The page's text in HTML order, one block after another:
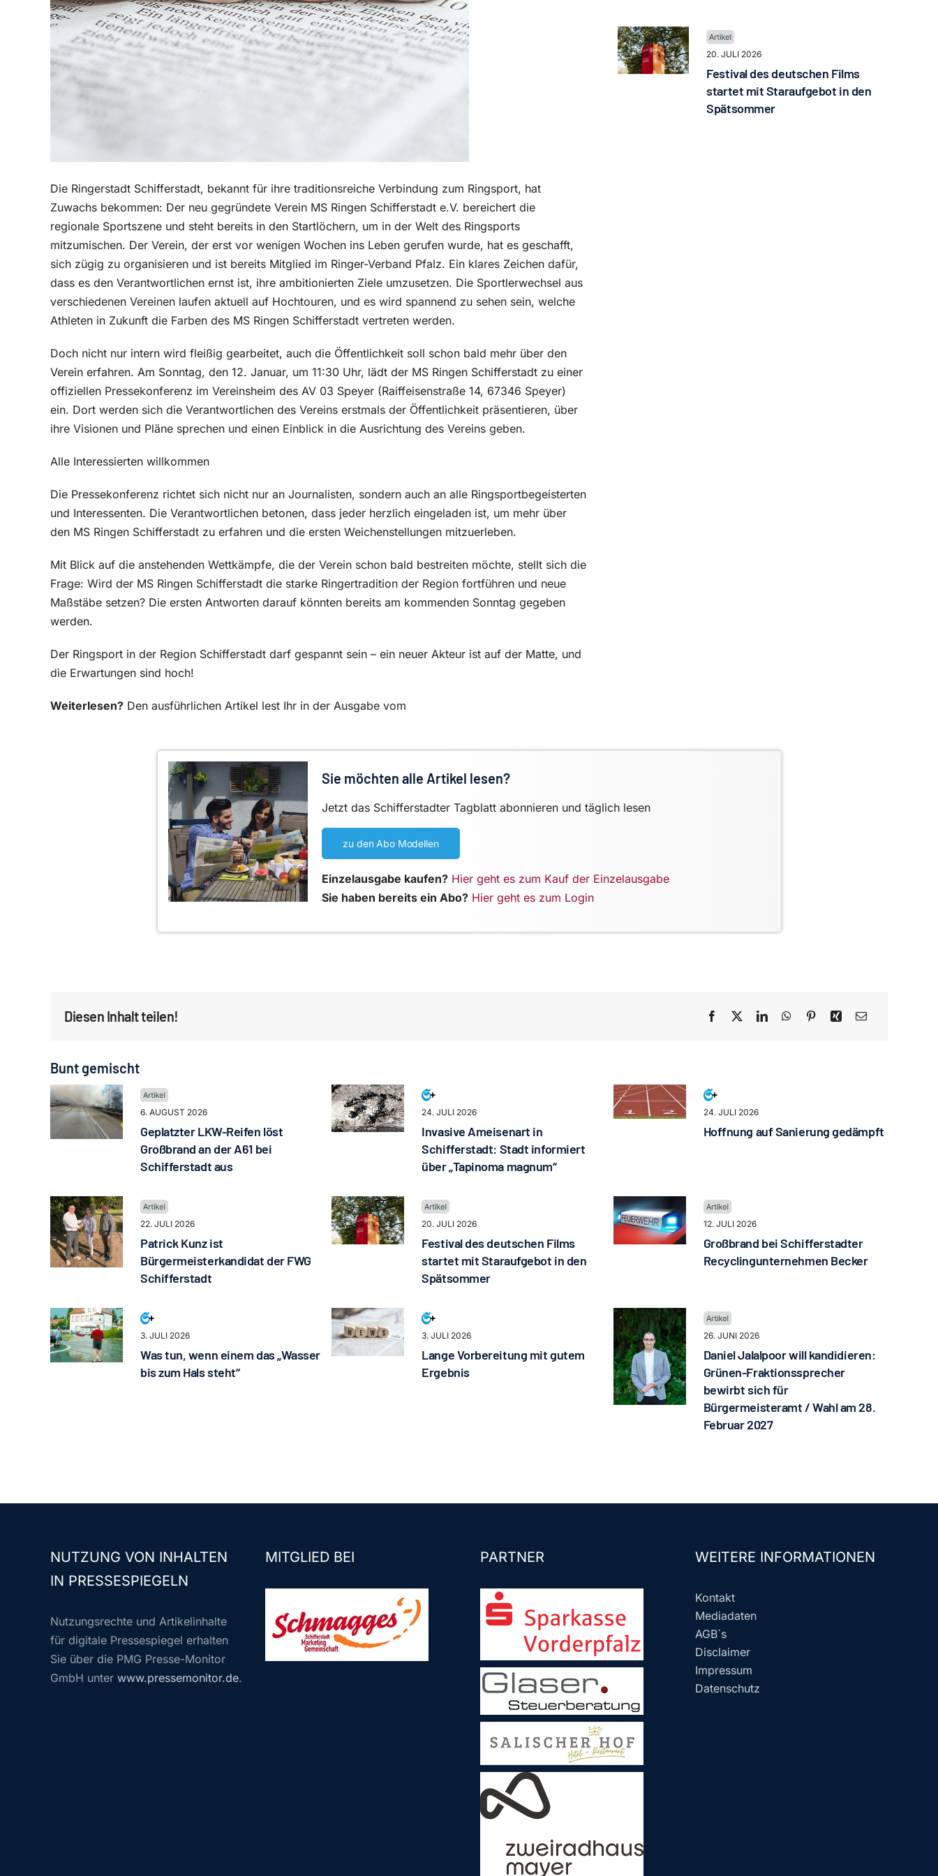
Die Ringerstadt Schifferstadt, bekannt für ihre traditionsreiche Verbindung zum Ringsport, hat
Zuwachs bekommen: Der neu gegründete Verein MS Ringen Schifferstadt e.V. bereichert die
regionale Sportszene und steht bereits in den Startlöchern, um in der Welt des Ringsports
mitzumischen. Der Verein, der erst vor wenigen Wochen ins Leben gerufen wurde, hat es geschafft,
sich zügig zu organisieren und ist bereits Mitglied im Ringer-Verband Pfalz. Ein klares Zeichen dafür,
dass es den Verantwortlichen ernst ist, ihre ambitionierten Ziele umzusetzen. Die Sportlerwechsel aus
verschiedenen Vereinen laufen aktuell auf Hochtouren, und es wird spannend zu sehen sein, welche
Athleten in Zukunft die Farben des MS Ringen Schifferstadt vertreten werden.
Doch nicht nur intern wird fleißig gearbeitet, auch die Öffentlichkeit soll schon bald mehr über den
Verein erfahren. Am Sonntag, den 12. Januar, um 11:30 Uhr, lädt der MS Ringen Schifferstadt zu einer
offiziellen Pressekonferenz im Vereinsheim des AV 03 Speyer (Raiffeisenstraße 14, 67346 Speyer)
ein. Dort werden sich die Verantwortlichen des Vereins erstmals der Öffentlichkeit präsentieren, über
ihre Visionen und Pläne sprechen und einen Einblick in die Ausrichtung des Vereins geben.
Alle Interessierten willkommen
Die Pressekonferenz richtet sich nicht nur an Journalisten, sondern auch an alle Ringsportbegeisterten
und Interessenten. Die Verantwortlichen betonen, dass jeder herzlich eingeladen ist, um mehr über
den MS Ringen Schifferstadt zu erfahren und die ersten Weichenstellungen mitzuerleben.
Mit Blick auf die anstehenden Wettkämpfe, die der Verein schon bald bestreiten möchte, stellt sich die
Frage: Wird der MS Ringen Schifferstadt die starke Ringertradition der Region fortführen und neue
Maßstäbe setzen? Die ersten Antworten darauf könnten bereits am kommenden Sonntag gegeben
werden.
Der Ringsport in der Region Schifferstadt darf gespannt sein – ein neuer Akteur ist auf der Matte, und
die Erwartungen sind hoch!
Weiterlesen? Den ausführlichen Artikel lest Ihr in der Ausgabe vom
20. JULI 2026
Festival des deutschen Films
startet mit Staraufgebot in den
Spätsommer
Sie möchten alle Artikel lesen?
Jetzt das Schifferstadter Tagblatt abonnieren und täglich lesen
zu den Abo Modellen
Einzelausgabe kaufen? Hier geht es zum Kauf der Einzelausgabe
Sie haben bereits ein Abo? Hier geht es zum Login
Diesen Inhalt teilen!
Bunt gemischt
6. AUGUST 2026
Geplatzter LKW-Reifen löst
Großbrand an der A61 bei
Schifferstadt aus
24. JULI 2026
Invasive Ameisenart in
Schifferstadt: Stadt informiert
über „Tapinoma magnum“
24. JULI 2026
Hoffnung auf Sanierung gedämpft
22. JULI 2026
Patrick Kunz ist
Bürgermeisterkandidat der FWG
Schifferstadt
20. JULI 2026
Festival des deutschen Films
startet mit Staraufgebot in den
Spätsommer
12. JULI 2026
Großbrand bei Schifferstadter
Recyclingunternehmen Becker
3. JULI 2026
Was tun, wenn einem das „Wasser
bis zum Hals steht“
3. JULI 2026
Lange Vorbereitung mit gutem
Ergebnis
26. JUNI 2026
Daniel Jalalpoor will kandidieren:
Grünen-Fraktionssprecher
bewirbt sich für
Bürgermeisteramt / Wahl am 28.
Februar 2027
NUTZUNG VON INHALTEN
IN PRESSESPIEGELN
Nutzungsrechte und Artikelinhalte
für digitale Pressespiegel erhalten
Sie über die PMG Presse-Monitor
GmbH unter www.pressemonitor.de.
MITGLIED BEI PARTNER WEITERE INFORMATIONEN
Kontakt
Mediadaten
AGB´s
Disclaimer
Impressum
Datenschutz